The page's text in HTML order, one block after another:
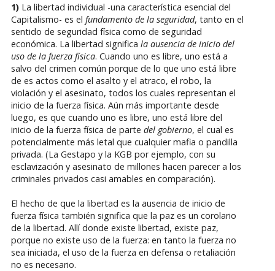
1)La libertad individual -una característica esencial del
Capitalismo- es el fundamento de la seguridad, tanto en el
sentido de seguridad física como de seguridad
económica. La libertad significa la ausencia de inicio del
uso de la fuerza física. Cuando uno es libre, uno está a
salvo del crimen común porque de lo que uno está libre
de es actos como el asalto y el atraco, el robo, la
violación y el asesinato, todos los cuales representan el
inicio de la fuerza física. Aún más importante desde
luego, es que cuando uno es libre, uno está libre del
inicio de la fuerza física de parte del gobierno, el cual es
potencialmente más letal que cualquier mafia o pandilla
privada. (La Gestapo y la KGB por ejemplo, con su
esclavización y asesinato de millones hacen parecer a los
criminales privados casi amables en comparación).
El hecho de que la libertad es la ausencia de inicio de
fuerza física también significa que la paz es un corolario
de la libertad. Allí donde existe libertad, existe paz,
porque no existe uso de la fuerza: en tanto la fuerza no
sea iniciada, el uso de la fuerza en defensa o retaliación
no es necesario.